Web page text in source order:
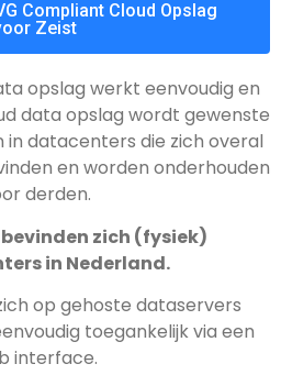
Compliant Cloud Opslag
Zeist
werkt eenvoudig en
data opslag wordt gewenste
datacenters die zich overal
en worden onderhouden
door derden.
* cloudservers bevinden zich (fysiek)
in Nederland.
op gehoste dataservers
toegankelijk via een
interface.